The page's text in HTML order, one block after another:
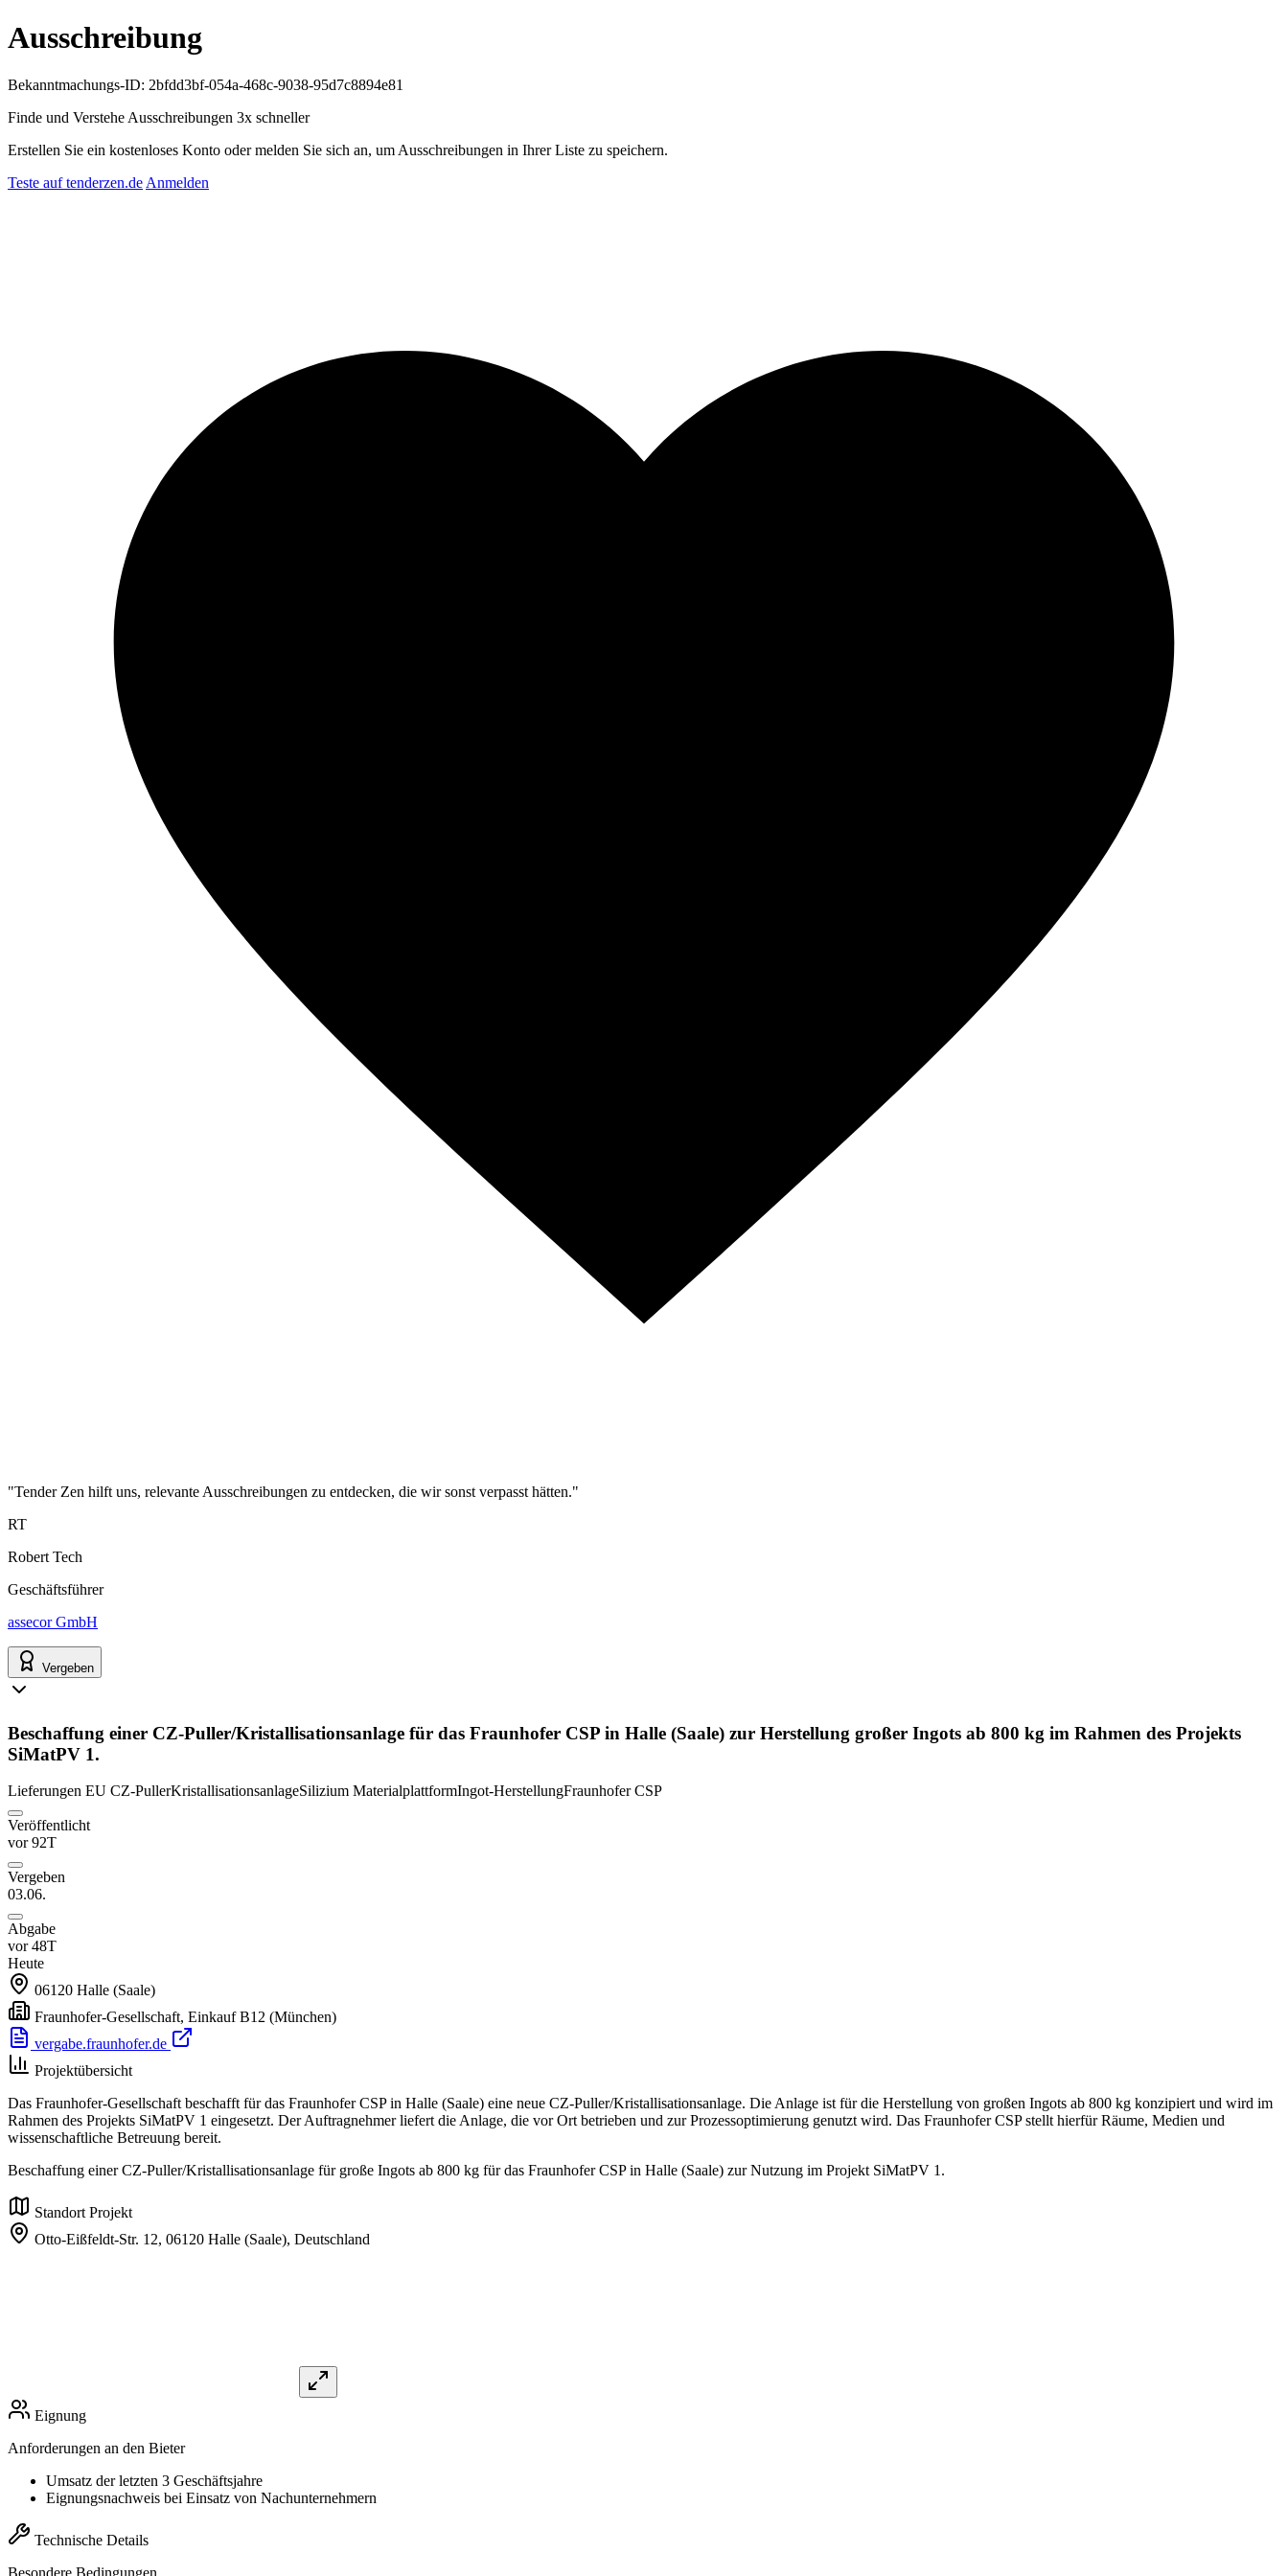
Ausschreibung
Bekanntmachungs-ID: 2bfdd3bf-054a-468c-9038-95d7c8894e81
Finde und Verstehe Ausschreibungen 3x schneller
Erstellen Sie ein kostenloses Konto oder melden Sie sich an, um Ausschreibungen in Ihrer Liste zu speichern.
Teste auf tenderzen.de Anmelden
"Tender Zen hilft uns, relevante Ausschreibungen zu entdecken, die wir sonst verpasst hätten."
RT
Robert Tech
Geschäftsführer
assecor GmbH
Vergeben
Beschaffung einer CZ-Puller/Kristallisationsanlage für das Fraunhofer CSP in Halle (Saale) zur Herstellung großer Ingots ab 800 kg im Rahmen des Projekts
SiMatPV 1.
Lieferungen EU CZ-PullerKristallisationsanlageSilizium MaterialplattformIngot-HerstellungFraunhofer CSP
Veröffentlicht
vor 92T
Vergeben
03.06.
Abgabe
vor 48T
Heute
06120 Halle (Saale)
Fraunhofer-Gesellschaft, Einkauf B12 (München)
vergabe.fraunhofer.de
Projektübersicht
Das Fraunhofer-Gesellschaft beschafft für das Fraunhofer CSP in Halle (Saale) eine neue CZ-Puller/Kristallisationsanlage. Die Anlage ist für die Herstellung von großen Ingots ab 800 kg konzipiert und wird im
Rahmen des Projekts SiMatPV 1 eingesetzt. Der Auftragnehmer liefert die Anlage, die vor Ort betrieben und zur Prozessoptimierung genutzt wird. Das Fraunhofer CSP stellt hierfür Räume, Medien und
wissenschaftliche Betreuung bereit.
Beschaffung einer CZ-Puller/Kristallisationsanlage für große Ingots ab 800 kg für das Fraunhofer CSP in Halle (Saale) zur Nutzung im Projekt SiMatPV 1.
Standort Projekt
Otto-Eißfeldt-Str. 12, 06120 Halle (Saale), Deutschland
Eignung
Anforderungen an den Bieter
Umsatz der letzten 3 Geschäftsjahre
Eignungsnachweis bei Einsatz von Nachunternehmern
Technische Details